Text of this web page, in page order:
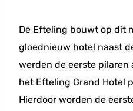
De Efteling bouwt op dit
gloednieuw hotel naast
werden de eerste
het Efteling Grand Hotel
Hierdoor worden de